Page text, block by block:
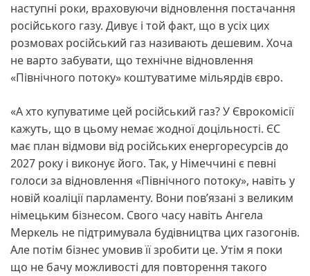
наступні роки, враховуючи відновлення постачання
російського газу. Дивує і той факт, що в усіх цих
розмовах російський газ називають дешевим. Хоча
не варто забувати, що технічне відновлення
«Північного потоку» коштуватиме мільярдів євро.
«А хто купуватиме цей російський газ? У Єврокомісії
кажуть, що в цьому немає жодної доцільності. ЄС
має план відмови від російських енергоресурсів до
2027 року і виконує його. Так, у Німеччині є певні
голоси за відновлення «Північного потоку», навіть у
новій коаліції парламенту. Вони пов’язані з великим
німецьким бізнесом. Свого часу навіть Ангела
Меркель не підтримувала будівництва цих газогонів.
Але потім бізнес умовив її зробити це. Утім я поки
що не бачу можливості для повторення такого